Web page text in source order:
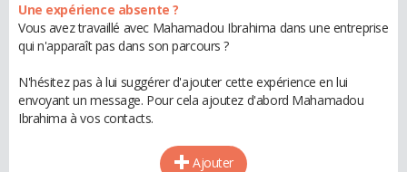
Une expérience absente ?
Vous avez travaillé avec Mahamadou Ibrahima dans une entreprise
qui n'apparaît pas dans son parcours ?
N'hésitez pas à lui suggérer d'ajouter cette expérience en lui
envoyant un message. Pour cela ajoutez d'abord Mahamadou
Ibrahima à vos contacts.
Ajouter